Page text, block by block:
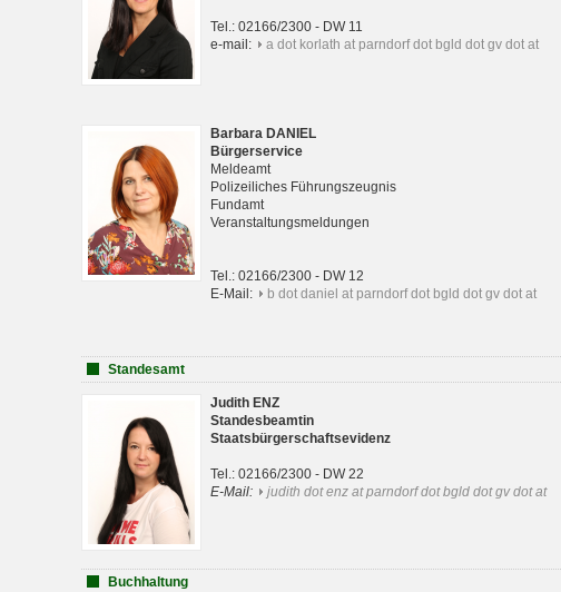
Tel.: 02166/2300 - DW 11
e-mail:
a dot korlath at parndorf dot bgld dot gv dot at
Barbara DANIEL
Bürgerservice
Meldeamt
Polizeiliches Führungszeugnis
Fundamt
Veranstaltungsmeldungen
Tel.: 02166/2300 - DW 12
E-Mail:
b dot daniel at parndorf dot bgld dot gv dot at
Standesamt
Judith ENZ
Standesbeamtin
Staatsbürgerschaftsevidenz
Tel.: 02166/2300 - DW 22
E-Mail:
judith dot enz at parndorf dot bgld dot gv dot at
Buchhaltung